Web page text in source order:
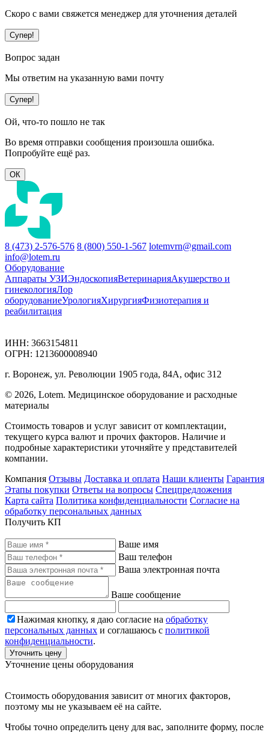
Скоро с вами свяжется менеджер для уточнения деталей
Супер!
Вопрос задан
Мы ответим на указанную вами почту
Супер!
Ой, что-то пошло не так
Во время отправки сообщения произошла ошибка.
Попробуйте ещё раз.
ОК
8 (473) 2-576-576 8 (800) 550-1-567 lotemvrn@gmail.com
info@lotem.ru
Оборудование
Аппараты УЗИЭндоскопияВетеринарияАкушерство и
гинекологияЛор
оборудованиеУрологияХирургияФизиотерапия и
реабилитация
ИНН: 3663154811
ОГРН: 1213600008940
г. Воронеж, ул. Революции 1905 года, 84А, офис 312
© 2026, Lotem. Медицинское оборудование и расходные
материалы
Стоимость товаров и услуг зависит от комплектации,
текущего курса валют и прочих факторов. Наличие и
подробные характеристики уточняйте у представителей
компании.
Компания Отзывы Доставка и оплата Наши клиенты Гарантия
Этапы покупки Ответы на вопросы Спецпредложения
Карта сайта Политика конфиденциальности Согласие на
обработку персональных данных
Получить КП
Ваше имя
Ваш телефон
Ваша электронная почта
Ваше сообщение
Нажимая кнопку, я даю согласие на обработку
персональных данных и соглашаюсь с политикой
конфиденциальности.
Уточнить цену
Уточнение цены оборудования
Стоимость оборудования зависит от многих факторов,
поэтому мы не указываем её на сайте.
Чтобы точно определить цену для вас, заполните форму, после